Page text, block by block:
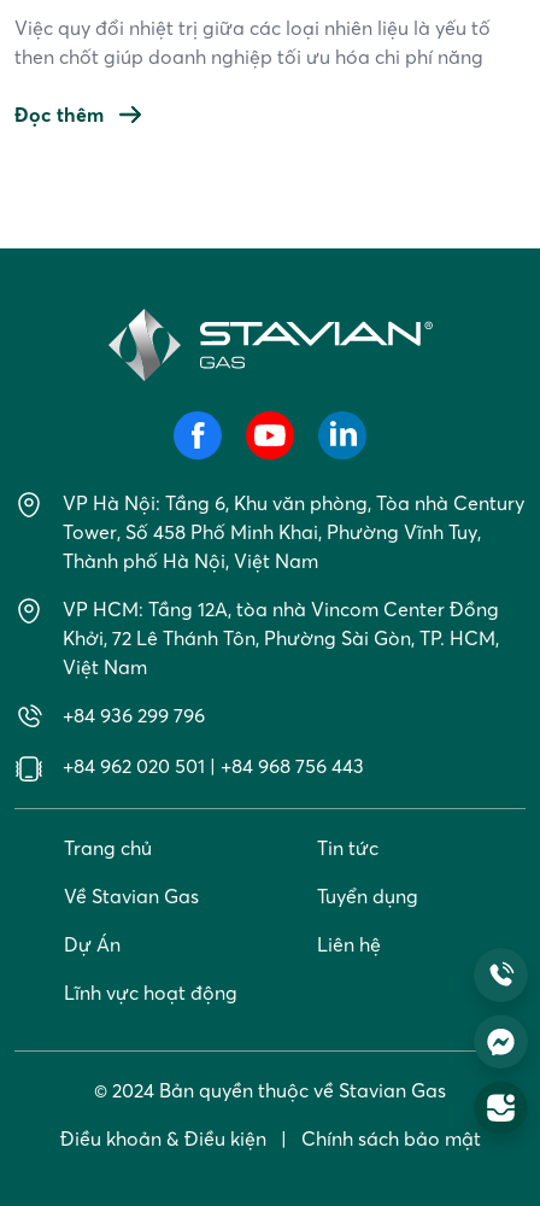
Việc quy đổi nhiệt trị giữa các loại nhiên liệu là yếu tố
then chốt giúp doanh nghiệp tối ưu hóa chi phí năng
hữu ích trong quá trình chuyển đổi từ nhiên liệu truyền
Đọc thêm
hướng
VP Hà Nội: Tầng 6, Khu văn phòng, Tòa nhà Century
Tower, Số 458 Phố Minh Khai, Phường Vĩnh Tuy,
Thành phố Hà Nội, Việt Nam
VP HCM: Tầng 12A, tòa nhà Vincom Center Đồng
Khởi, 72 Lê Thánh Tôn, Phường Sài Gòn, TP. HCM,
Việt Nam
+84 936 299 796
+84 962 020 501 | +84 968 756 443
Trang chủ
Tin tức
Về Stavian Gas
Tuyển dụng
Dự Án
Liên hệ
Lĩnh vực hoạt động
© 2024 Bản quyền thuộc về Stavian Gas
Điều khoản & Điều kiện
Chính sách bảo mật